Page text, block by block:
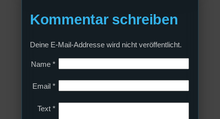
Kommentar schreiben
Deine E-Mail-Addresse wird nicht veröffentlicht.
Name *
Email *
Text *